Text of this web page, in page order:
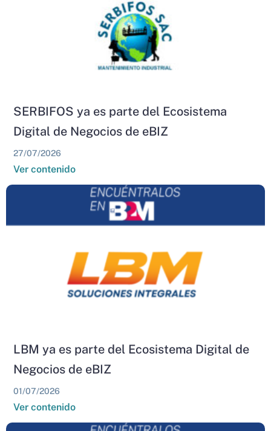
SERBIFOS ya es parte del Ecosistema
Digital de Negocios de eBIZ
27/07/2026
Ver contenido
LBM ya es parte del Ecosistema Digital de
Negocios de eBIZ
01/07/2026
Ver contenido